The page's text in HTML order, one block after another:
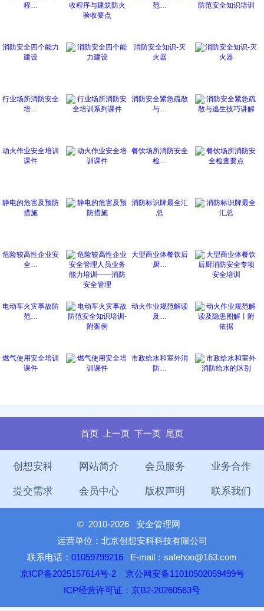
程…
范…
消防安全四个能力
建设
消防安全知识-灭
火器
行业场所消防安全
培…
消防安全紧急疏散
与…
动火作业安全培训
课件
餐饮场所消防安全
检…
静电的危害及预防
措施
消防标识牌最全汇
总
危险较高性企业安
全…
大型商业体餐饮后
厨…
电动车火灾事故防
范…
动火作业规范解读
及…
燃气使用安全培训
课件
市政给水和室外消
防…
首页 上一页 下一页 尾页
创想安科 网站简介 会员服务 业务合作
提交需求 会员中心 版权声明 联系我们
© 2010-2026 安全管理网
运营单位：北京创想安科科技有限公司
联系电话： 01059799216 E-mail：safehoo@163.com
京ICP备2025157614号-2
京公网安备11010502059499号
ICP经营许可证：京B2-20260563号